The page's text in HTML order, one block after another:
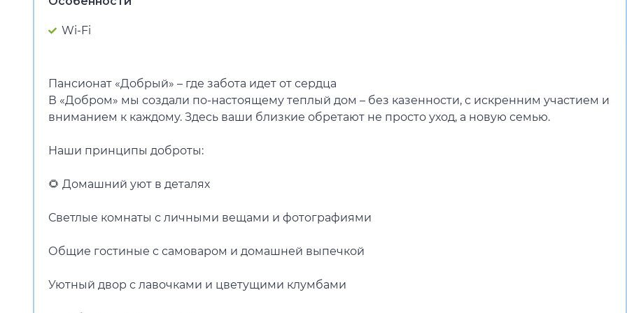
Wi-Fi
Пансионат «Добрый» – где забота идет от сердца
В «Добром» мы создали по-настоящему теплый дом – без казенности, с искренним участием и
вниманием к каждому. Здесь ваши близкие обретают не просто уход, а новую семью.
Наши принципы доброты:
🌻 Домашний уют в деталях
Светлые комнаты с личными вещами и фотографиями
Общие гостиные с самоваром и домашней выпечкой
Уютный двор с лавочками и цветущими клумбами